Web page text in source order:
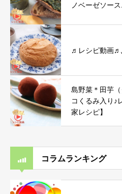
ノベーゼソー
♬レシピ動画♬
島野菜＊田芋
コくるみ入り♪
家レシピ】
コラムランキング